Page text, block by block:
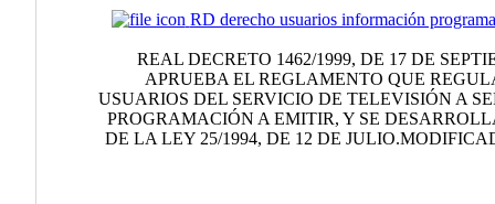
RD derecho usuarios información
REAL DECRETO 1462/1999, DE 17 DE
APRUEBA EL REGLAMENTO QUE
USUARIOS DEL SERVICIO DE TELEVISIÓN A
PROGRAMACIÓN A EMITIR, Y SE
DE LA LEY 25/1994, DE 12 DE